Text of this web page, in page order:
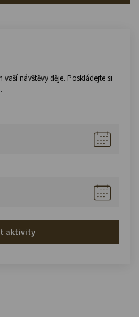
vaší návštěvy děje. Poskládejte si
aktivity